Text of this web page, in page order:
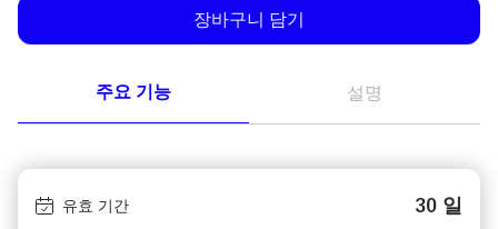
장바구니 담기
주요 기능 설명
유효 기간 30 일